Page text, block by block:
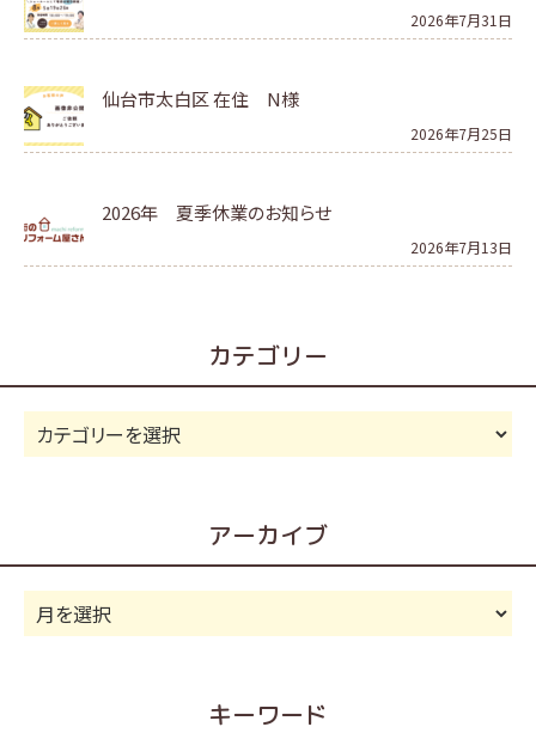
2026年7月31日
仙台市太白区 在住 N様
2026年7月25日
2026年 夏季休業のお知らせ
2026年7月13日
カテゴリー
カ
テ
アーカイブ
ー
キーワード